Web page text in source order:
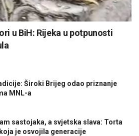
u BiH: Rijeka u potpunosti
Široki Brijeg odao priznanje
MNL-a
sastojaka, a svjetska slava: Torta
je osvojila generacije